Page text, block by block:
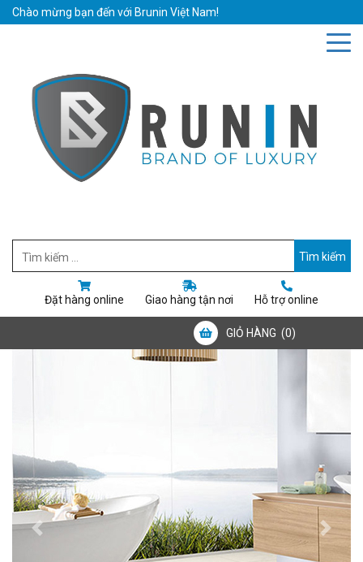
Chào mừng bạn đến với Brunin Việt Nam!
Email: bruninvietnam@gmail.com
Đặt hàng online Giao hàng tận nơi Hỗ trợ online
GIỎ HÀNG
Previous Next